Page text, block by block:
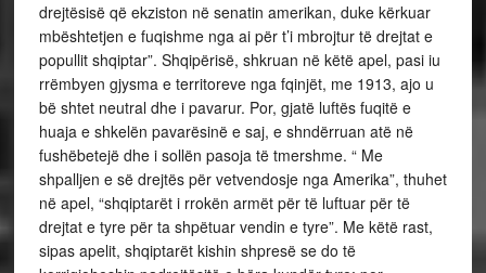
drejtësisë që ekziston në senatin amerikan, duke kërkuar
mbështetjen e fuqishme nga ai për t’i mbrojtur të drejtat e
popullit shqiptar”. Shqipërisë, shkruan në këtë apel, pasi iu
rrëmbyen gjysma e territoreve nga fqinjët, me 1913, ajo u
bë shtet neutral dhe i pavarur. Por, gjatë luftës fuqitë e
huaja e shkelën pavarësinë e saj, e shndërruan atë në
fushëbetejë dhe i sollën pasoja të tmershme. “ Me
shpalljen e së drejtës për vetvendosje nga Amerika”, thuhet
në apel, “shqiptarët i rrokën armët për të luftuar për të
drejtat e tyre për ta shpëtuar vendin e tyre”. Me këtë rast,
sipas apelit, shqiptarët kishin shpresë se do të